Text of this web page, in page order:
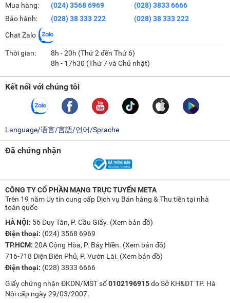
Mua hàng:
Bảo hành:
(024) 3568 6969
(028) 38 333 222
(028) 3833 6666
(028) 38 333 222
Chat Zalo
Thời gian:
8h - 20h (Thứ 2 đến Thứ 6)
8h - 17h30 (Thứ 7 và Chủ nhật)
Kết nối với chúng tôi
Language/语言/言語/언어/Sprache
Đã chứng nhận
CÔNG TY CỔ PHẦN MẠNG TRỰC TUYẾN META
Trên 19 năm Uy tín cung cấp Dịch vụ Bán hàng & Thu tiền tại nhà
toàn quốc
HÀ NỘI: 56 Duy Tân, P. Cầu Giấy. (Xem bản đồ)
Điện thoại: (024) 3568 6969
TP.HCM: 20A Cộng Hòa, P. Bảy Hiền. (Xem bản đồ)
716-718 Điện Biên Phủ, P. Vườn Lài. (Xem bản đồ)
Điện thoại: (028) 3833 6666
Giấy chứng nhận ĐKDN/MST số0102196915do Sở KH&ĐT TP. Hà
Nội cấp ngày 29/03/2007.